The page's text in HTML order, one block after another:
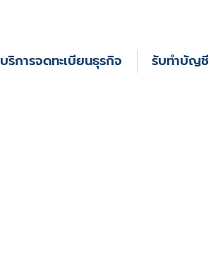
บริการจดทะเบียนธุรกิจ รับทําบัญ